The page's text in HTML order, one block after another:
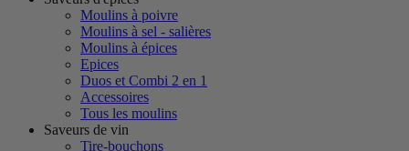
Moulins à poivre
Moulins à sel - salières
Moulins à épices
Epices
Duos et Combi 2 en 1
Accessoires
Tous les moulins
Saveurs de vin
Tire-bouchons